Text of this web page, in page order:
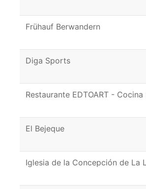
Frühauf Berwandern
Diga Sports
Restaurante EDTOART - Cocina
El Bejeque
Iglesia de la Concepción de La